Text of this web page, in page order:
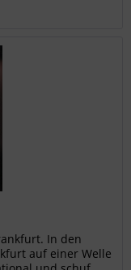
In den
auf einer Welle